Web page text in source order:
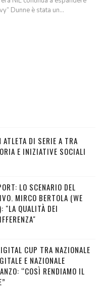
Dunne è stata un...
ATLETA DI SERIE A TRA
E INIZIATIVE SOCIALI
LO SCENARIO DEL
MIRCO BERTOLA (WE
"LA QUALITÀ DEI
CUP TRA NAZIONALE
E NAZIONALE
“COSÌ RENDIAMO IL